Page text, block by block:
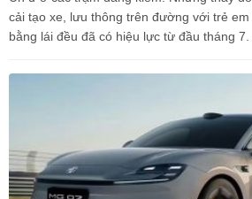
cải tạo xe, lưu thông trên đường với trẻ em
bằng lái đều đã có hiệu lực từ đầu tháng 7.